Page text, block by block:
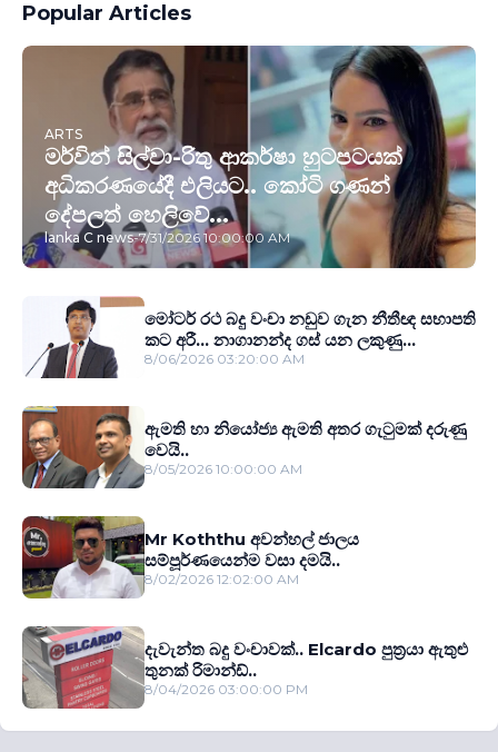
Popular Articles
ARTS
මර්වින් සිල්වා-රිතු ආකර්ෂා හුටපටයක්
අධිකරණයේදී එලියට.. කෝටි ගණන්
දේපලත් හෙලිවේ...
lanka C news-7/31/2026 10:00:00 AM
මෝටර් රථ බදු වංචා නඩුව ගැන නීතීඥ සභාපති
කට අරී... නාගානන්ද ගස් යන ලකුණු...
8/06/2026 03:20:00 AM
ඇමති හා නියෝජ්‍ය ඇමති අතර ගැටුමක් දරුණු
වෙයි..
8/05/2026 10:00:00 AM
Mr Koththu අවන්හල් ජාලය
සම්පූර්ණයෙන්ම වසා දමයි..
8/02/2026 12:02:00 AM
දැවැන්ත බදු වංචාවක්.. Elcardo පුත‍්‍රයා ඇතුළු
තුනක් රිමාන්ඩ්..
8/04/2026 03:00:00 PM